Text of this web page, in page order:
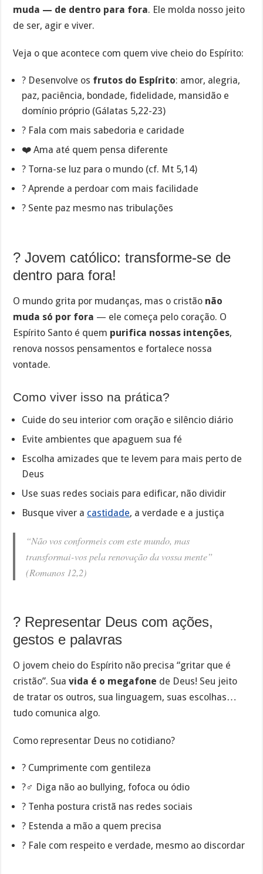
muda — de dentro para fora. Ele molda nosso jeito
de ser, agir e viver.
Veja o que acontece com quem vive cheio do Espírito:
? Desenvolve os frutos do Espírito: amor, alegria,
paz, paciência, bondade, fidelidade, mansidão e
domínio próprio (Gálatas 5,22-23)
?️ Fala com mais sabedoria e caridade
❤️ Ama até quem pensa diferente
?️ Torna-se luz para o mundo (cf. Mt 5,14)
? Aprende a perdoar com mais facilidade
? Sente paz mesmo nas tribulações
? Jovem católico: transforme-se de
dentro para fora!
O mundo grita por mudanças, mas o cristão não
muda só por fora — ele começa pelo coração. O
Espírito Santo é quem purifica nossas intenções,
renova nossos pensamentos e fortalece nossa
vontade.
Como viver isso na prática?
Cuide do seu interior com oração e silêncio diário
Evite ambientes que apaguem sua fé
Escolha amizades que te levem para mais perto de
Deus
Use suas redes sociais para edificar, não dividir
Busque viver a castidade, a verdade e a justiça
“Não vos conformeis com este mundo, mas
transformai-vos pela renovação da vossa mente”
(Romanos 12,2)
? Representar Deus com ações,
gestos e palavras
O jovem cheio do Espírito não precisa “gritar que é
cristão”. Suavida é o megafone de Deus! Seu jeito
de tratar os outros, sua linguagem, suas escolhas…
tudo comunica algo.
Como representar Deus no cotidiano?
? Cumprimente com gentileza
?‍♂️ Diga não ao bullying, fofoca ou ódio
? Tenha postura cristã nas redes sociais
? Estenda a mão a quem precisa
? Fale com respeito e verdade, mesmo ao discordar